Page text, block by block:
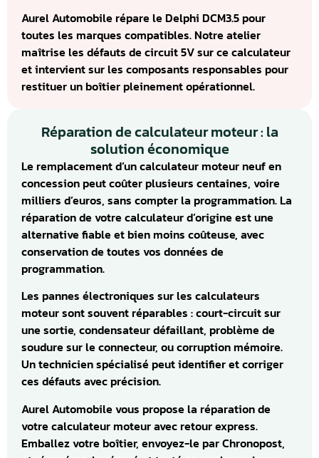
Aurel Automobile répare le Delphi DCM3.5 pour
toutes les marques compatibles. Notre atelier
maîtrise les défauts de circuit 5V sur ce calculateur
et intervient sur les composants responsables pour
restituer un boîtier pleinement opérationnel.
Réparation de calculateur moteur : la
solution économique
Le remplacement d’un calculateur moteur neuf en
concession peut coûter plusieurs centaines, voire
milliers d’euros, sans compter la programmation. La
réparation de votre calculateur d’origine est une
alternative fiable et bien moins coûteuse, avec
conservation de toutes vos données de
programmation.
Les pannes électroniques sur les calculateurs
moteur sont souvent réparables : court-circuit sur
une sortie, condensateur défaillant, problème de
soudure sur le connecteur, ou corruption mémoire.
Un technicien spécialisé peut identifier et corriger
ces défauts avec précision.
Aurel Automobile vous propose la réparation de
votre calculateur moteur avec retour express.
Emballez votre boîtier, envoyez-le par Chronopost,